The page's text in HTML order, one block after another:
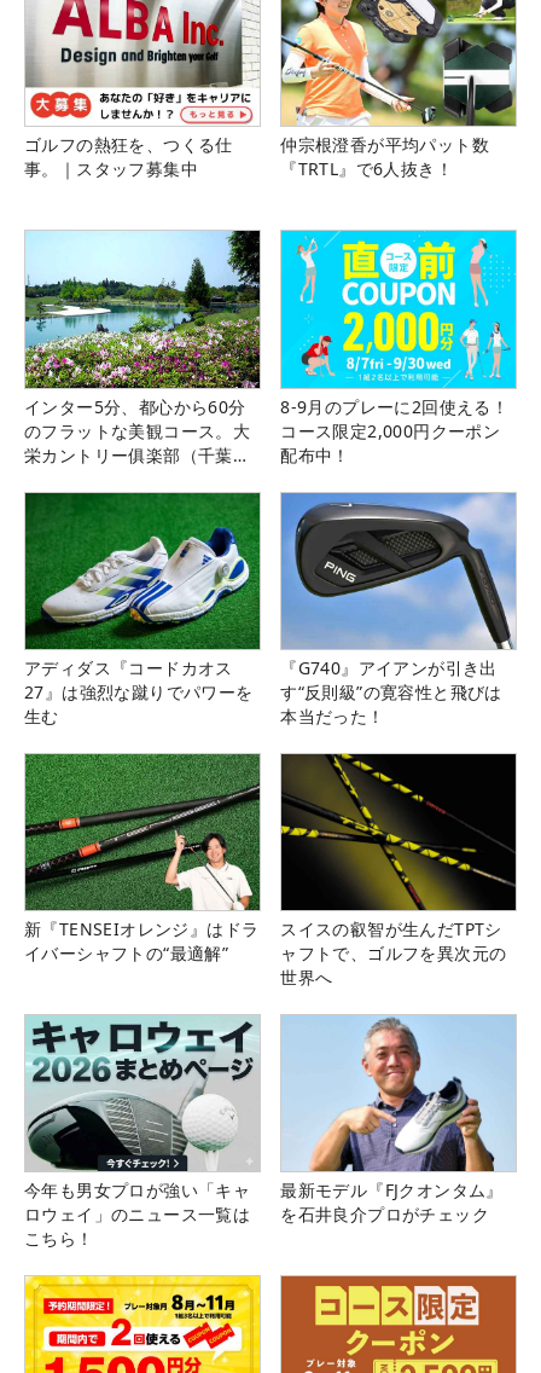
ゴルフの熱狂を、つくる仕
事。｜スタッフ募集中
仲宗根澄香が平均パット数
『TRTL』で6人抜き！
インター5分、都心から60分
のフラットな美観コース。大
栄カントリー俱楽部（千葉
8-9月のプレーに2回使える！
コース限定2,000円クーポン
配布中！
アディダス『コードカオス
27』は強烈な蹴りでパワーを
生む
『G740』アイアンが引き出
す“反則級”の寛容性と飛びは
本当だった！
新『TENSEIオレンジ』はドラ
イバーシャフトの“最適解”
スイスの叡智が生んだTPTシ
ャフトで、ゴルフを異次元の
世界へ
今年も男女プロが強い「キャ
ロウェイ」のニュース一覧は
こちら！
最新モデル『FJクオンタム』
を石井良介プロがチェック